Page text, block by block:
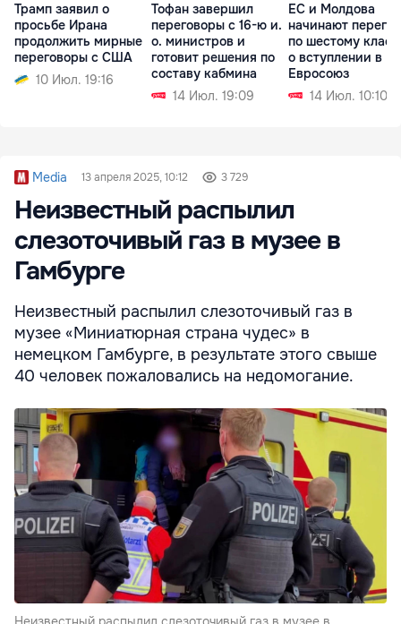
Трамп заявил о
просьбе Ирана
продолжить мирные
переговоры с США
10 Июл. 19:16
Тофан завершил
переговоры с 16-ю и.
о. министров и
готовит решения по
составу кабмина
14 Июл. 19:09
ЕС и Молдова
начинают
по шестому
о вступлении в
Евросоюз
14 Июл. 10:10
Media 13 апреля 2025, 10:12 3 729
Неизвестный распылил
слезоточивый газ в музее в
Гамбурге
Неизвестный распылил слезоточивый газ в
музее «Миниатюрная страна чудес» в
немецком Гамбурге, в результате этого свыше
40 человек пожаловались на недомогание.